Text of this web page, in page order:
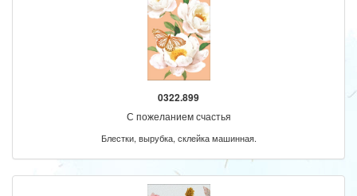
0322.899
С пожеланием счастья
Блестки, вырубка, склейка машинная.